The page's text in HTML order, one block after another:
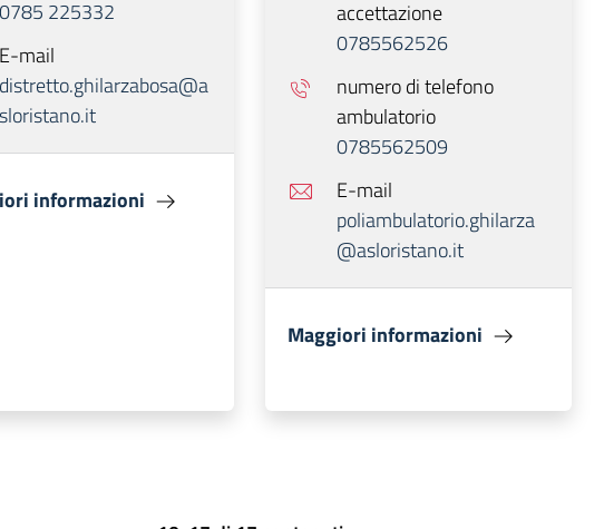
225332
mail
informazioni
accettazione
0785562526
numero di telefono
ambulatorio
0785562509
E-mail
poliambulatorio.ghilarza
@asloristano.it
Maggiori informazioni